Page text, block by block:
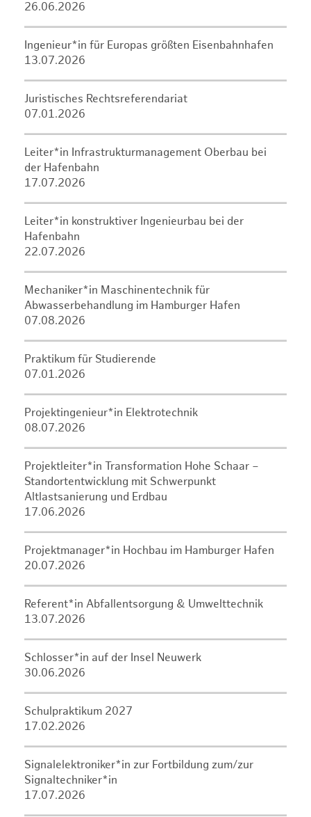
26.06.2026
Ingenieur*in für Europas größten Eisenbahnhafen
13.07.2026
Juristisches Rechtsreferendariat
07.01.2026
Leiter*in Infrastrukturmanagement Oberbau bei
der Hafenbahn
17.07.2026
Leiter*in konstruktiver Ingenieurbau bei der
Hafenbahn
22.07.2026
Mechaniker*in Maschinentechnik für
Abwasserbehandlung im Hamburger Hafen
07.08.2026
Praktikum für Studierende
07.01.2026
Projektingenieur*in Elektrotechnik
08.07.2026
Projektleiter*in Transformation Hohe Schaar –
Standortentwicklung mit Schwerpunkt
Altlastsanierung und Erdbau
17.06.2026
Projektmanager*in Hochbau im Hamburger Hafen
20.07.2026
Referent*in Abfallentsorgung & Umwelttechnik
13.07.2026
Schlosser*in auf der Insel Neuwerk
30.06.2026
Schulpraktikum 2027
17.02.2026
Signalelektroniker*in zur Fortbildung zum/zur
Signaltechniker*in
17.07.2026